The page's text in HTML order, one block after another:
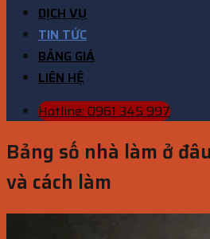
DỊCH VỤ
TIN TỨC
BẢNG GIÁ
LIÊN HỆ
Hotline: 0961 345 997
Bảng số nhà làm ở
và cách làm